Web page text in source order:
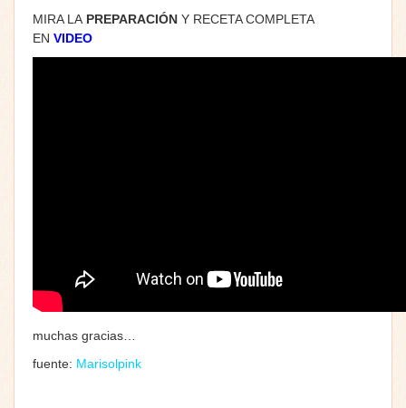
MIRA LA PREPARACIÓN Y RECETA COMPLETA
EN VIDEO
muchas gracias…
fuente: Marisolpink